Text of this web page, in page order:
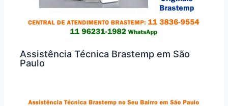
Assistência Técnica Brastemp em São
Paulo